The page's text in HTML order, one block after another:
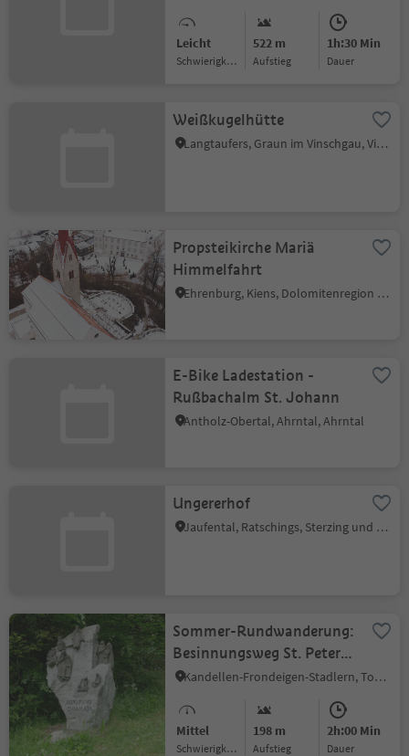
Leicht
Schwierigkeitsgrad
522 m
Aufstieg
1h:30 Min
Dauer
Weißkugelhütte
Langtaufers, Graun im Vinschgau, Vinschgau
Propsteikirche Mariä
Himmelfahrt
Ehrenburg, Kiens, Dolomitenregion Kronplatz
E-Bike Ladestation -
Rußbachalm St. Johann
Antholz-Obertal, Ahrntal, Ahrntal
Ungererhof
Jaufental, Ratschings, Sterzing und Umgebung
Sommer-Rundwanderung:
Besinnungsweg St. Peter
am Kofel
Kandellen-Frondeigen-Stadlern, Toblach, Dolomitenregion 3 Zinnen
Mittel
Schwierigkeitsgrad
198 m
Aufstieg
2h:00 Min
Dauer